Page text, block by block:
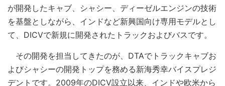
が開発したキャブ、シャシー、ディーゼルエンジンの技術
を基盤としながら、インドなど新興国向け専用モデルとし
て、DICVで新規に開発されたトラックおよびバスです。
その開発を担当してきたのが、DTAでトラックキャブお
よびシャシーの開発トップを務める新海秀幸バイスプレジ
デントです。2009年のDICV設立以来、インドや欧米から